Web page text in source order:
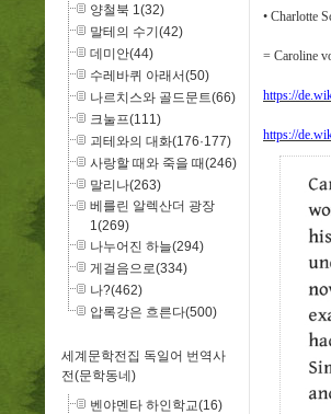
양철북 1(32)
말테의 수기(42)
데미안(44)
수레바퀴 아래서(50)
나르치스와 골드문트(66)
크눌프(111)
괴테와의 대화(176·177)
사랑할 때와 죽을 때(246)
말리나(263)
베를린 알렉산더 광장
1(269)
나누어진 하늘(294)
게걸음으로(334)
나?(462)
압록강은 흐른다(500)
세계문학전집 독일어 번역사
전(문학동네)
벤야멘타 하인학교(16)
• Charlotte
= Caroline
https://
https://